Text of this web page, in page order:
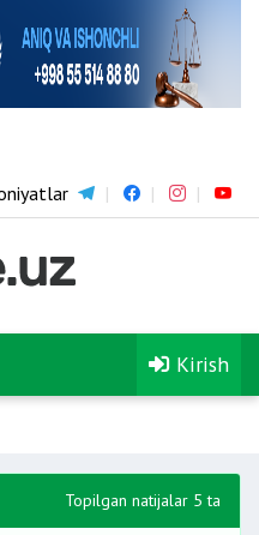
Kirish
Topilgan natijalar 5 ta